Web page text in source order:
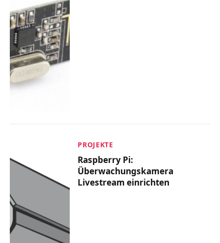
PROJEKTE
Raspberry Pi:
Überwachungskamera
Livestream einrichten